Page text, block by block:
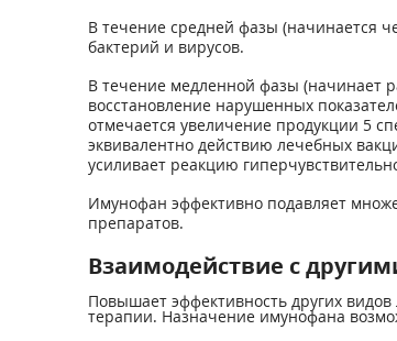
В течение средней фазы (начинается
бактерий и вирусов.
В течение медленной фазы (начинает
восстановление нарушенных
отмечается увеличение продукции 5
эквивалентно действию лечебных
усиливает реакцию
Имунофан эффективно подавляет
препаратов.
Взаимодействие с
Повышает эффективность других
терапии. Назначение имунофана